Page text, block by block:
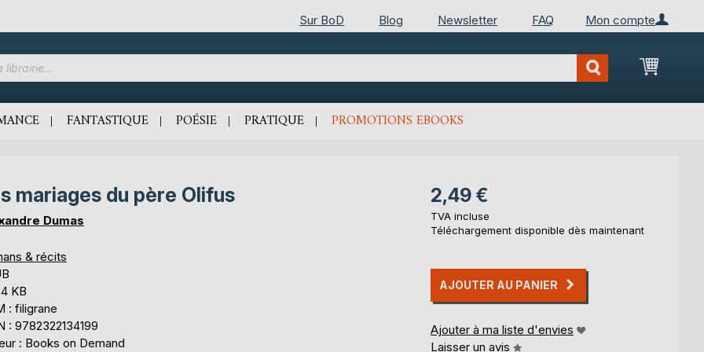
Mon compte
Sur BoD Blog Newsletter FAQ
Mon
FANTASTIQUE POÉSIE PRATIQUE PROMOTIONS EBOOKS
mariages du père Olifus
Dumas
& récits
KB
: filigrane
: 9782322134199
: Books on Demand
2,49 €
TVA incluse
Téléchargement disponible dès maintenant
AJOUTER AU PANIER
Ajouter à ma liste d'envies
Laisser un avis